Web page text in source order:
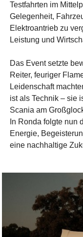
Testfahrten im
Gelegenheit,
Elektroantrieb zu
Leistung und
Das Event setzte
Reiter, feuriger
Leidenschaft
ist als Technik – sie
Scania am
In Ronda folgte nun
Energie,
eine nachhaltige